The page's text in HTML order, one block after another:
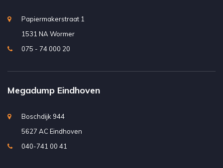
Papiermakerstraat 1
1531 NA Wormer
075 - 74 000 20
Megadump Eindhoven
Boschdijk 944
5627 AC Eindhoven
040-741 00 41